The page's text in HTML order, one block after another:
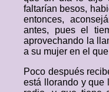
faltarían besos,
entonces,
antes, pues el
aprovechando la
a su mujer en el
Poco después
está llorando y que